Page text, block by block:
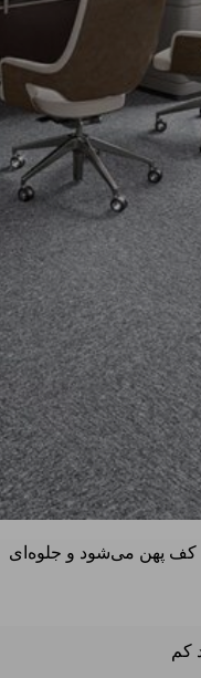
پهن می‌شود و جلوه‌ای
کم